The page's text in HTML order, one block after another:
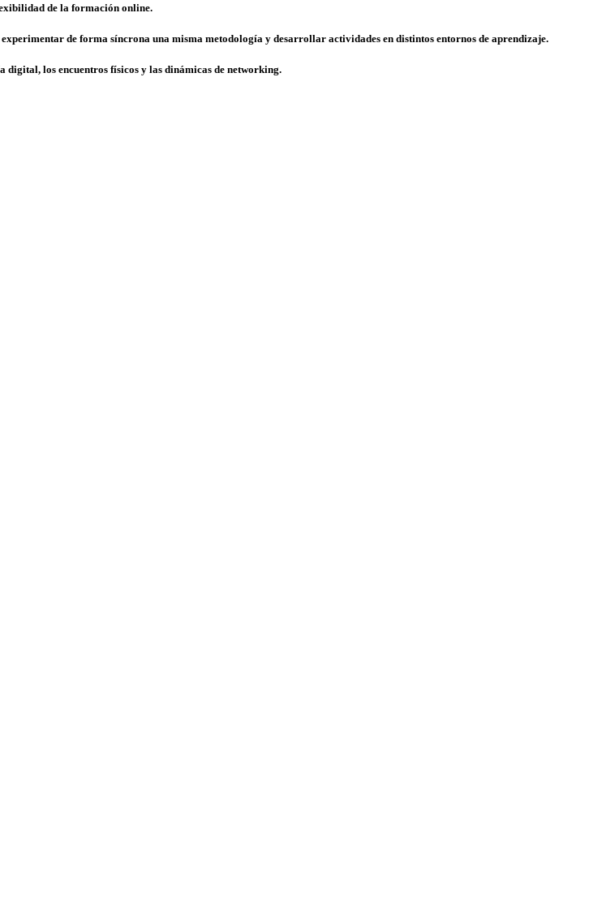
de la formación online.
experimentar de forma síncrona una misma metodología y desarrollar actividades en distintos entornos de aprendizaje.
digital, los encuentros físicos y las dinámicas de networking.